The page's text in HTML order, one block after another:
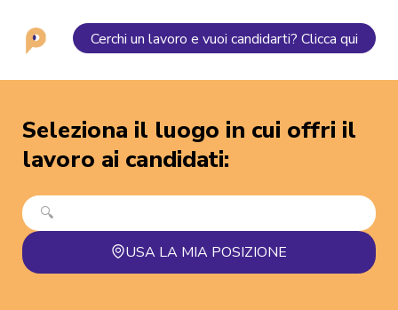
Cerchi un lavoro e vuoi candidarti? Clicca qui
Seleziona il luogo in cui offri il
lavoro ai candidati:
USA LA MIA POSIZIONE